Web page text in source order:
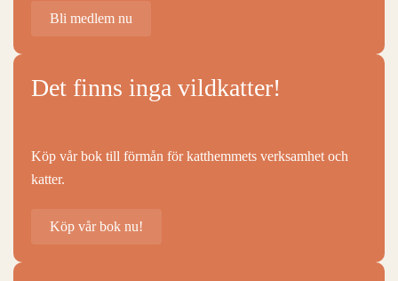
Bli medlem nu
Det finns inga vildkatter!
Köp vår bok till förmån för katthemmets verksamhet och
katter.
Köp vår bok nu!